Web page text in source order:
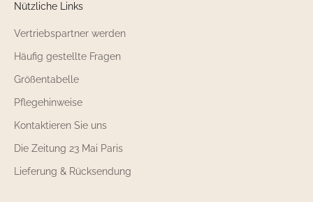
Nützliche Links
Vertriebspartner werden
Häufig gestellte Fragen
Größentabelle
Pflegehinweise
Kontaktieren Sie uns
Die Zeitung 23 Mai Paris
Lieferung & Rücksendung